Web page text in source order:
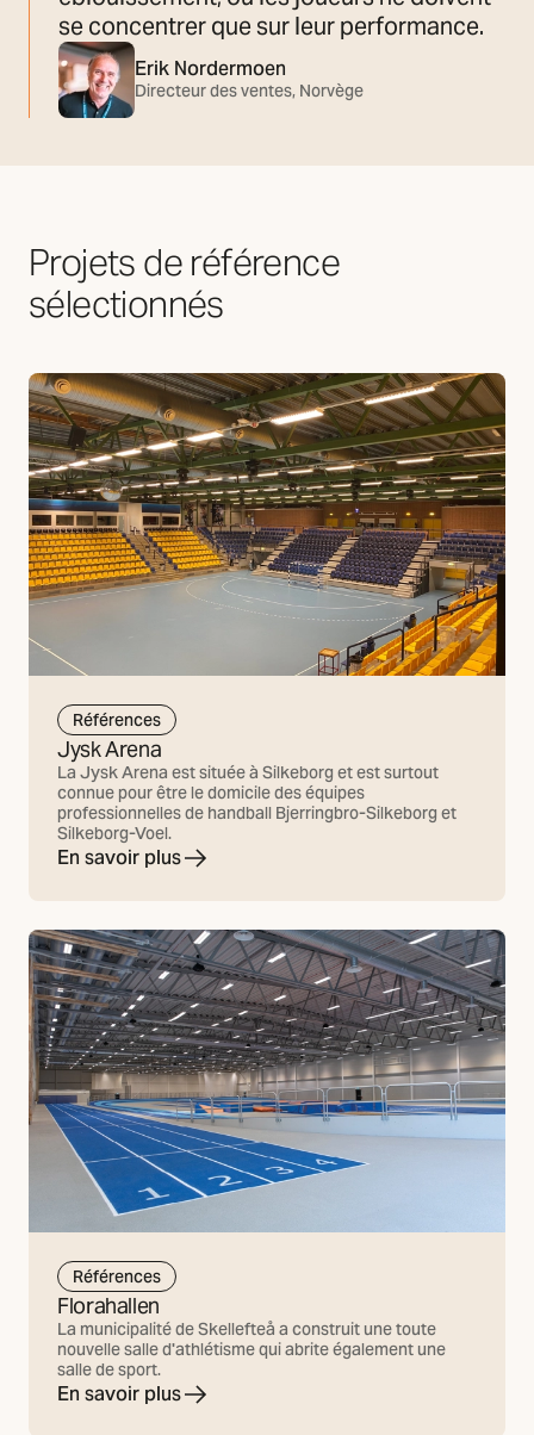
se concentrer que sur leur performance.
Erik Nordermoen
Directeur des ventes, Norvège
Projets de référence
sélectionnés
SG a participé à la réalisation d'un large éventail
Références
Jysk Arena
La Jysk Arena est située à Silkeborg et est surtout
connue pour être le domicile des équipes
professionnelles de handball Bjerringbro-Silkeborg et
Silkeborg-Voel.
En savoir plus
Références
Florahallen
La municipalité de Skellefteå a construit une toute
nouvelle salle d'athlétisme qui abrite également une
salle de sport.
En savoir plus